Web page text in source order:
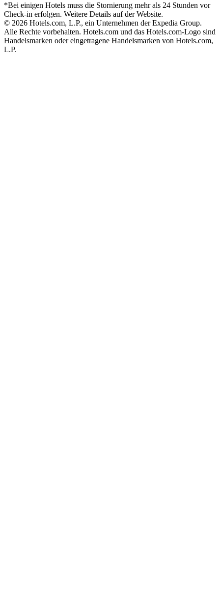
*Bei einigen Hotels muss die Stornierung mehr als 24 Stunden vor
Check-in erfolgen. Weitere Details auf der Website.
© 2026 Hotels.com, L.P., ein Unternehmen der Expedia Group.
Alle Rechte vorbehalten. Hotels.com und das Hotels.com-Logo sind
Handelsmarken oder eingetragene Handelsmarken von Hotels.com,
L.P.